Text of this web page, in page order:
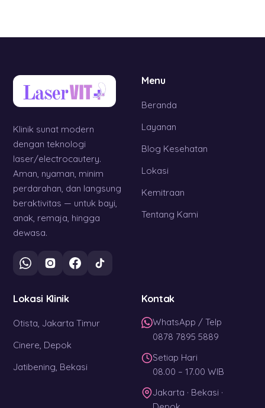
Klinik sunat modern
dengan teknologi
laser/electrocautery.
Aman, nyaman, minim
perdarahan, dan langsung
beraktivitas — untuk bayi,
anak, remaja, hingga
dewasa.
Menu
Beranda
Layanan
Blog Kesehatan
Lokasi
Kemitraan
Tentang Kami
Lokasi Klinik
Otista, Jakarta Timur
Cinere, Depok
Jatibening, Bekasi
Kontak
WhatsApp / Telp
0878 7895 5889
Setiap Hari
08.00 – 17.00 WIB
Jakarta · Bekasi ·